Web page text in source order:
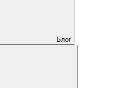
Блог